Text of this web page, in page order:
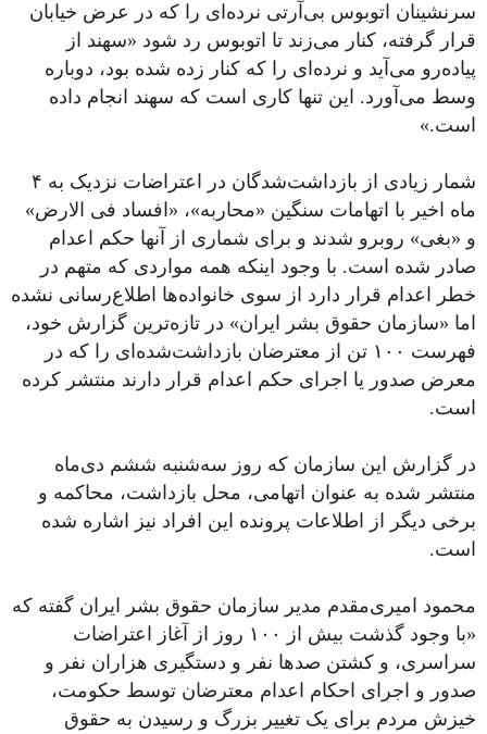
سرنشینان اتوبوس بی‌آرتی نرده‌ای را که در عرض خیابان
قرار گرفته، کنار می‌زند تا اتوبوس رد شود «سهند از
پیاده‌رو می‌آید و نرده‌ای را که کنار زده شده بود، دوباره
وسط می‌آورد. این تنها کاری است که سهند انجام داده
است.»
شمار زیادی از بازداشت‌شدگان در اعتراضات نزدیک به ۴
ماه اخیر با اتهامات سنگین «محاربه»، «افساد فی الارض»
و «بغی» روبرو شدند و برای شماری از آنها حکم اعدام
صادر شده است. با وجود اینکه همه مواردی که متهم در
خطر اعدام قرار دارد از سوی خانواده‌ها اطلاع‌رسانی نشده
اما «سازمان حقوق بشر ایران» در تازه‌ترین گزارش خود،
فهرست ۱۰۰ تن از معترضان بازداشت‌شده‌ای را که در
معرض صدور یا اجرای حکم اعدام قرار دارند منتشر کرده
است.
در گزارش این سازمان که روز سه‌شنبه ششم دی‌ماه
منتشر شده به عنوان اتهامی، محل بازداشت، محاکمه و
برخی دیگر از اطلاعات پرونده این افراد نیز اشاره شده
است.
محمود امیری‌مقدم مدیر سازمان حقوق بشر ایران گفته که
«با وجود گذشت بیش از ۱۰۰ روز از آغاز اعتراضات
سراسری، و کشتن صدها نفر و دستگیری هزاران نفر و
صدور و اجرای احکام اعدام معترضان توسط حکومت،
خیزش مردم برای یک تغییر بزرگ و رسیدن به حقوق